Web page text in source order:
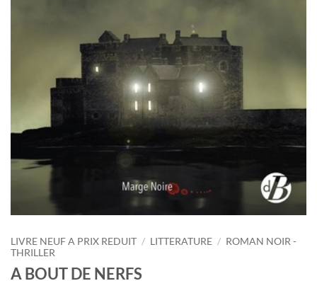
LIVRE NEUF A PRIX REDUIT / LITTERATURE / ROMAN NOIR -
THRILLER
A BOUT DE NERFS